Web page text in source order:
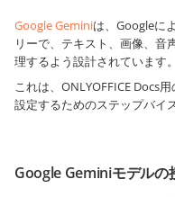
Google Geminiは、Googleに
リーで、テキスト、画像、音
理するよう設計されています。
これは、ONLYOFFICE Docs
設定するためのステップバイ
Google Geminiモデルの